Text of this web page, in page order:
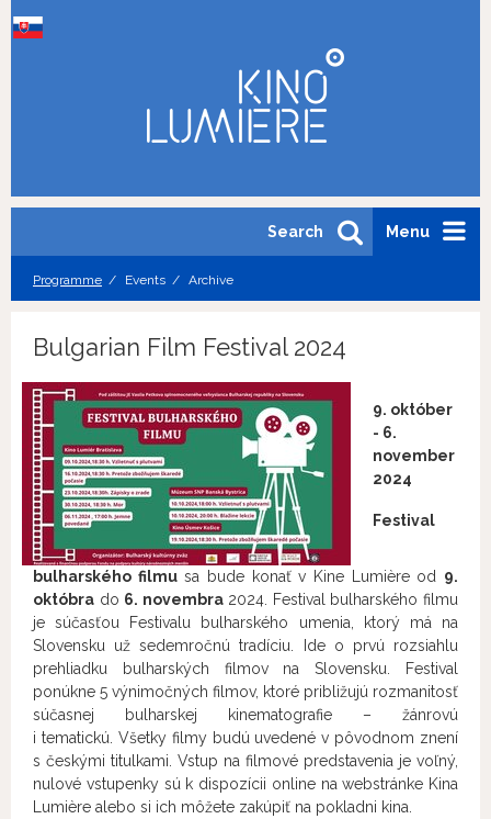
Menu
Search
Programme Events Archive
Bulgarian Film Festival 2024
9. október
- 6.
november
2024
Festival
bulharského filmusa bude konať v Kine Lumière od 9.
októbra do 6. novembra2024. Festival bulharského filmu
je súčasťou Festivalu bulharského umenia, ktorý má na
Slovensku už sedemročnú tradíciu. Ide o prvú rozsiahlu
prehliadku bulharských filmov na Slovensku.
Festival
ponúkne 5 výnimočných filmov, ktoré približujú rozmanitosť
súčasnej bulharskej kinematografie – žánrovú
i tematickú. Všetky filmy budú uvedené v pôvodnom znení
s českými titulkami. Vstup na filmové predstavenia je voľný,
nulové vstupenky sú k dispozícii online na webstránke Kina
Lumière alebo si ich môžete zakúpiť na pokladni kina.